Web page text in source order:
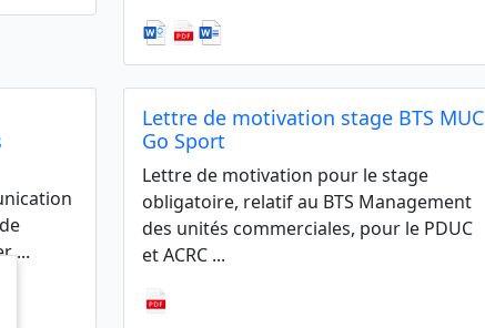
...
Lettre de motivation stage BTS MUC
Go Sport
Lettre de motivation pour le stage
obligatoire, relatif au BTS Management
des unités commerciales, pour le PDUC
et ACRC ...